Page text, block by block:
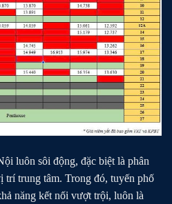
luôn sôi động, đặc biệt là phân
trí trung tâm. Trong đó, tuyến phố
năng kết nối vượt trội, luôn là